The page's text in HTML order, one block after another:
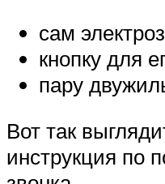
сам
кнопку для
пару
Вот так
инструкция по